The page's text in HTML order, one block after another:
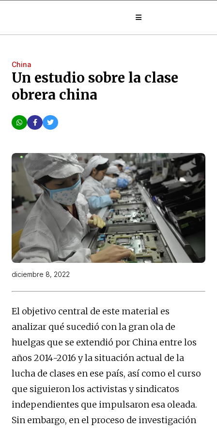
China
Un estudio sobre la clase
obrera china
diciembre 8, 2022
El objetivo central de este material es
analizar qué sucedió con la gran ola de
huelgas que se extendió por China entre los
años 2014-2016 y la situación actual de la
lucha de clases en ese país, así como el curso
que siguieron los activistas y sindicatos
independientes que impulsaron esa oleada.
Sin embargo, en el proceso de investigación